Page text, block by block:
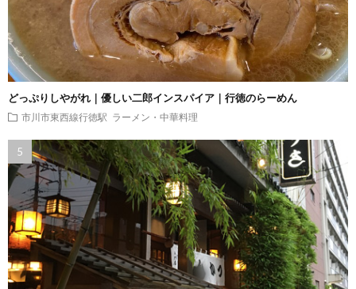
どっぷりしやがれ｜優しい二郎インスパイア｜行徳のらーめん
市川市東西線行徳駅 ラーメン・中華料理